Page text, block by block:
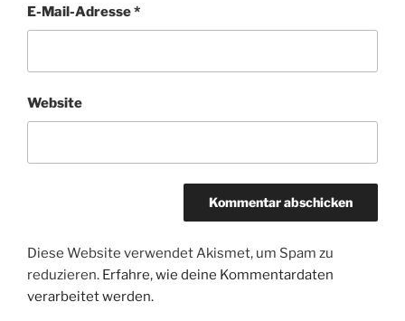
E-Mail-Adresse*
Website
Diese Website verwendet Akismet, um Spam zu
reduzieren. Erfahre, wie deine Kommentardaten
verarbeitet werden.